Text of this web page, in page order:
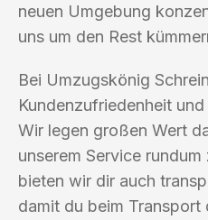
neuen Umgebung
uns um den Rest
Bei Umzugskönig
Kundenzufriedenheit
Wir legen großen Wert
unserem Service
bieten wir dir auch
damit du beim Transport